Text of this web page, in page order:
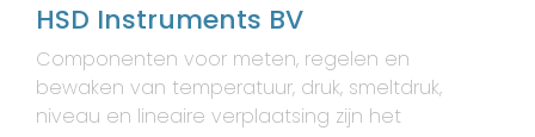
HSD Instruments BV
Componenten voor meten, regelen en
bewaken van temperatuur, druk, smeltdruk,
niveau en lineaire verplaatsing zijn het